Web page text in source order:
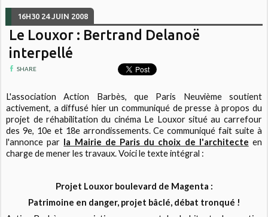
16H30 24 JUIN 2008
Le Louxor : Bertrand Delanoë
interpellé
SHARE
L'association Action Barbès, que Paris Neuvième soutient
activement, a diffusé hier un communiqué de presse à propos du
projet de réhabilitation du cinéma Le Louxor situé au carrefour
des 9e, 10e et 18e arrondissements. Ce communiqué fait suite à
l'annonce par la Mairie de Paris du choix de l'architecte en
charge de mener les travaux. Voici le texte intégral :
Projet Louxor boulevard de Magenta :
Patrimoine en danger, projet bâclé, débat tronqué !